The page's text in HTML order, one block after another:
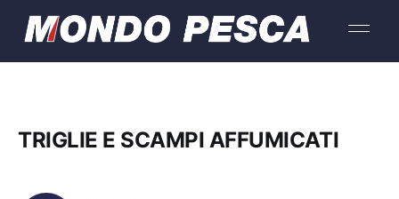
TRIGLIE E SCAMPI AFFUMICATI